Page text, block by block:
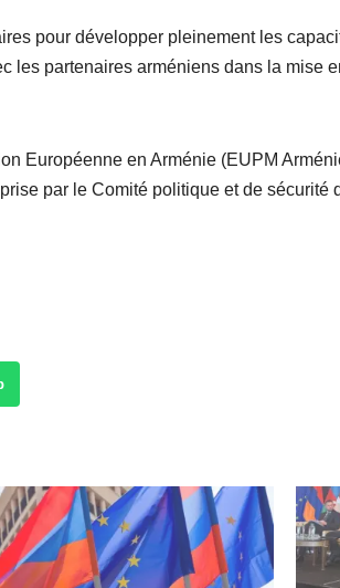
pour développer pleinement les
les partenaires arméniens dans la mise
Européenne en Arménie (EUPM
par le Comité politique et de sécurité